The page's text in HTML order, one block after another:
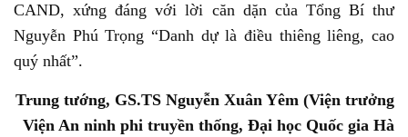
CAND, xứng đáng với lời căn dặn của Tổng Bí thư
Nguyễn Phú Trọng “Danh dự là điều thiêng liêng, cao
quý nhất”.
Trung tướng, GS.TS Nguyễn Xuân Yêm (Viện trưởng
Viện An ninh phi truyền thống, Đại học Quốc gia Hà